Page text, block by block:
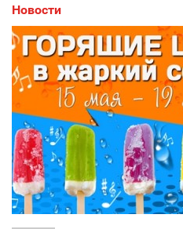
Новости